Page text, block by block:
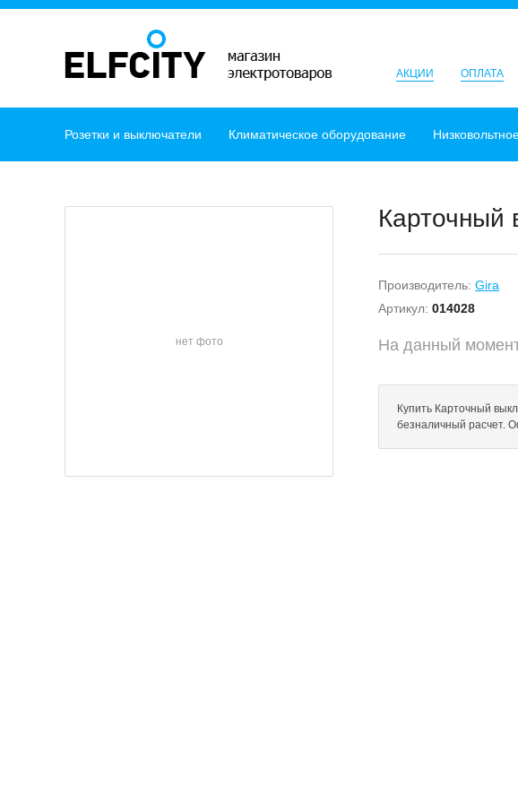
АКЦИИ ОПЛАТА
Розетки и выключатели Климатическое оборудование
нет фото
Карточный
Производитель: Gira
Артикул: 014028
На данный момент
Купить Карточный
безналичный расчет.